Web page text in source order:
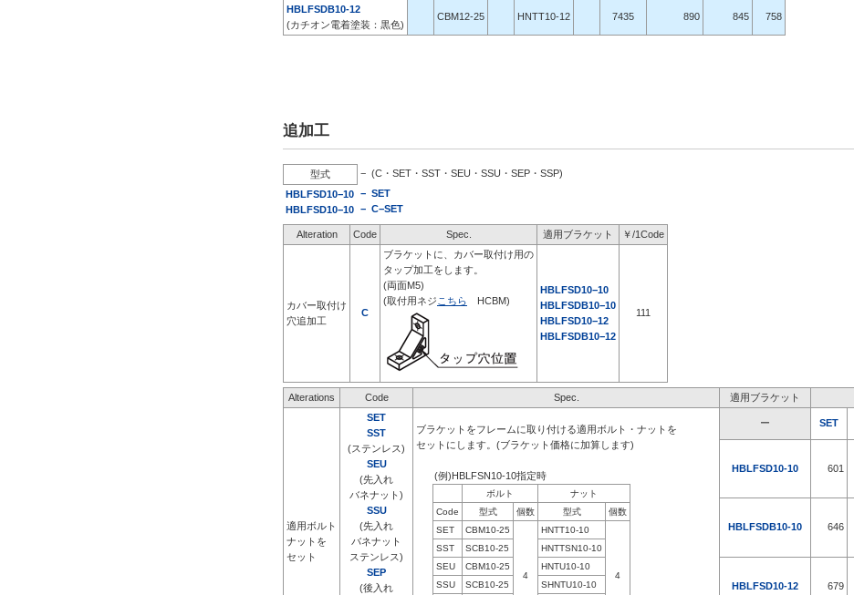
HBLFSDB10-12
(カチオン電着塗装：黒色)
CBM12-25 HNTT10-12 7435 890 845 758
追加工
型式 − (C・SET・SST・SEU・SSU・SEP・SSP)
HBLFSD10−10
HBLFSD10−10
−
−
SET
C−SET
Alteration Code Spec. 適用ブラケット ￥/1Code
カバー取付け
穴追加工
C
ブラケットに、カバー取付け用の
タップ加工をします。
(両面M5)
(取付用ネジ こちら HCBM)
HBLFSD10−10
HBLFSDB10−10
HBLFSD10−12
HBLFSDB10−12
111
Alterations Code Spec. 適用ブラケット
適用ボルト
ナットを
セット
SET
SST
(ステンレス)
SEU
(先入れ
バネナット)
SSU
(先入れ
バネナット
ステンレス)
SEP
(後入れ
ブラケットをフレームに取り付ける適用ボルト・ナットを
セットにします。(ブラケット価格に加算します)
(例)HBLFSN10-10指定時
ボルト
ナット
Code
型式 個数 型式
個数
SET
CBM10-25
4
HNTT10-10
4
SST SCB10-25
HNTTSN10-10
SEU
CBM10-25
HNTU10-10
SSU
SCB10-25
SHNTU10-10
ー SET
HBLFSD10-10 601
HBLFSDB10-10 646
HBLFSD10-12 679